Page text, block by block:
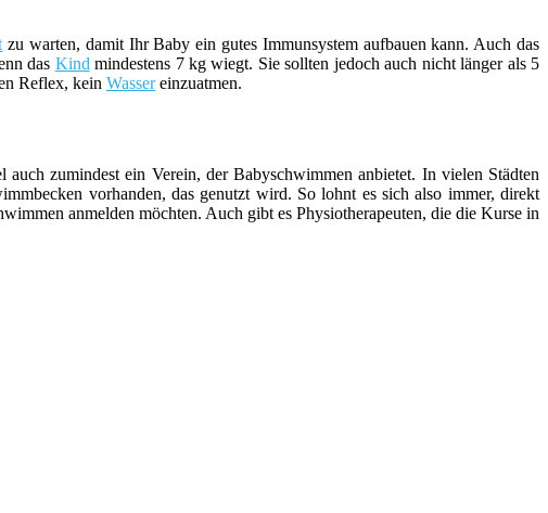
zu warten, damit Ihr Baby ein gutes Immunsystem aufbauen kann. Auch das
das Kind mindestens 7 kg wiegt. Sie sollten jedoch auch nicht länger als 5
Reflex, kein Wassereinzuatmen.
zumindest ein Verein, der Babyschwimmen anbietet. In vielen Städten
vorhanden, das genutzt wird. So lohnt es sich also immer, direkt
anmelden möchten. Auch gibt es Physiotherapeuten, die die Kurse in